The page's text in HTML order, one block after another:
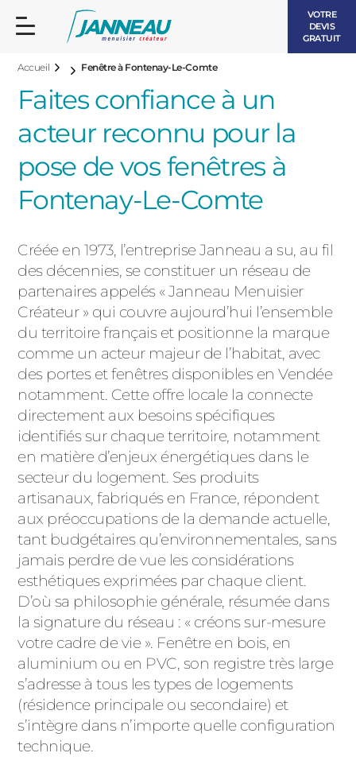
VOTRE
DEVIS
GRATUIT
Accueil Fenêtre à Fontenay-Le-Comte
Faites confiance à un
acteur reconnu pour la
pose de vos fenêtres à
Fontenay-Le-Comte
Créée en 1973, l’entreprise Janneau a su, au fil
des décennies, se constituer un réseau de
partenaires appelés « Janneau Menuisier
Créateur » qui couvre aujourd’hui l’ensemble
du territoire français et positionne la marque
comme un acteur majeur de l’habitat, avec
des portes et fenêtres disponibles en Vendée
notamment. Cette offre locale la connecte
directement aux besoins spécifiques
identifiés sur chaque territoire, notamment
en matière d’enjeux énergétiques dans le
secteur du logement. Ses produits
artisanaux, fabriqués en France, répondent
aux préoccupations de la demande actuelle,
tant budgétaires qu’environnementales, sans
jamais perdre de vue les considérations
esthétiques exprimées par chaque client.
D’où sa philosophie générale, résumée dans
la signature du réseau : « créons sur-mesure
votre cadre de vie ». Fenêtre en bois, en
aluminium ou en PVC, son registre très large
s’adresse à tous les types de logements
(résidence principale ou secondaire) et
s’intègre dans n’importe quelle configuration
technique.
FENÊTRES ET PORTES-FENÊTRES
BOIS
ALUMINIUM
BAIES VITRÉES
PORTES D’ENTRÉE
LES CONTEMPORAINES
LES INTEMPORELLES
LES LUMINEUSES
VOLETS ROULANTS
PERGOLAS
PORTAILS ET PORTILLONS
CARPORTS
CLÔTURES